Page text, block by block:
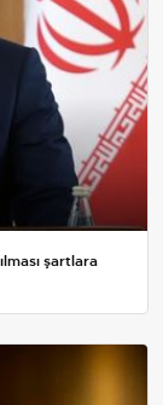
şartlara